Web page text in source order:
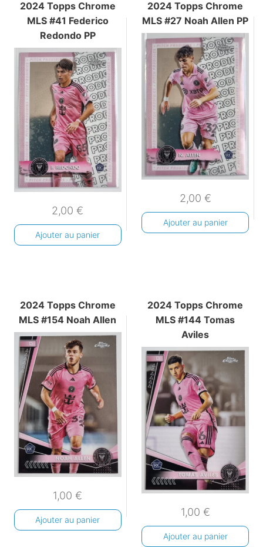
2024 Topps Chrome
MLS #41 Federico
Redondo PP
2,00€
Ajouter au panier
2024 Topps Chrome
MLS #27 Noah Allen PP
2,00 €
Ajouter au panier
2024 Topps Chrome
MLS #154 Noah Allen
1,00€
Ajouter au panier
2024 Topps Chrome
MLS #144 Tomas
Aviles
1,00 €
Ajouter au panier